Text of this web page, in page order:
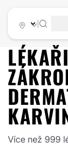
Více než 999